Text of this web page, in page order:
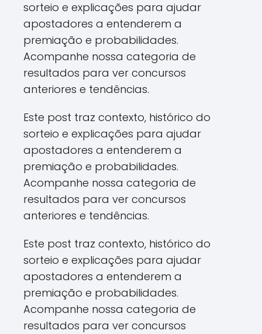
sorteio e explicações para ajudar
apostadores a entenderem a
premiação e probabilidades.
Acompanhe nossa categoria de
resultados para ver concursos
anteriores e tendências.
Este post traz contexto, histórico do
sorteio e explicações para ajudar
apostadores a entenderem a
premiação e probabilidades.
Acompanhe nossa categoria de
resultados para ver concursos
anteriores e tendências.
Este post traz contexto, histórico do
sorteio e explicações para ajudar
apostadores a entenderem a
premiação e probabilidades.
Acompanhe nossa categoria de
resultados para ver concursos